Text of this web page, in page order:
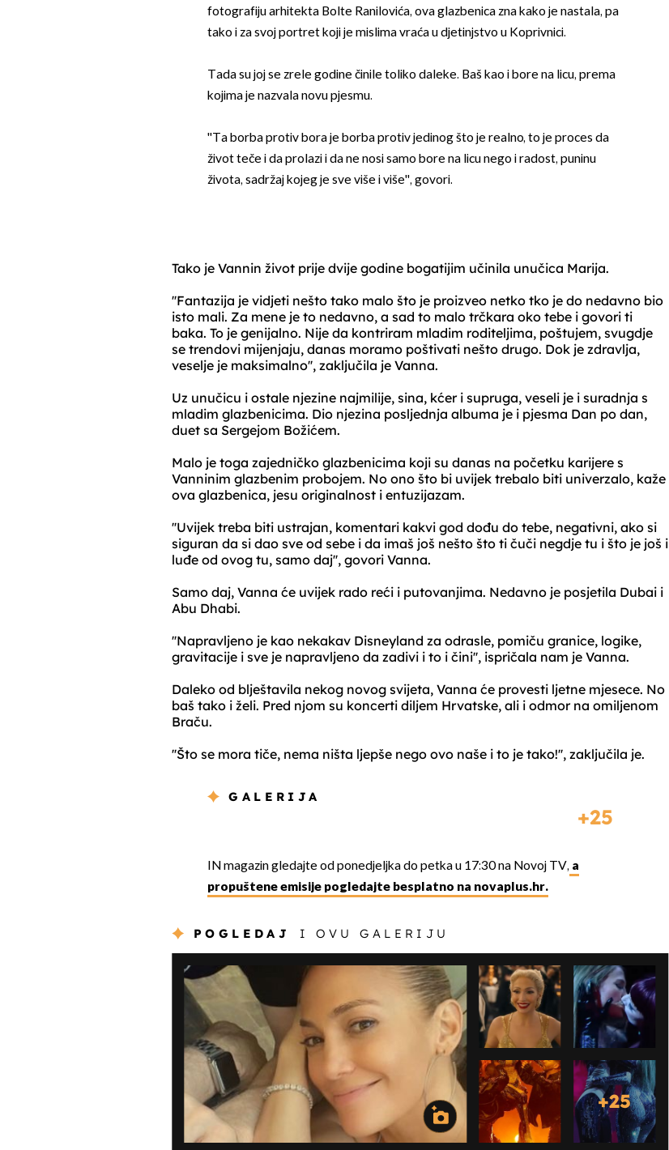
fotografiju arhitekta Bolte Ranilovića, ova glazbenica zna kako je nastala, pa
tako i za svoj portret koji je mislima vraća u djetinjstvo u Koprivnici.
Tada su joj se zrele godine činile toliko daleke. Baš kao i bore na licu, prema
kojima je nazvala novu pjesmu.
''Ta borba protiv bora je borba protiv jedinog što je realno, to je proces da
život teče i da prolazi i da ne nosi samo bore na licu nego i radost, puninu
života, sadržaj kojeg je sve više i više'', govori.
Tako je Vannin život prije dvije godine bogatijim učinila unučica Marija.
''Fantazija je vidjeti nešto tako malo što je proizveo netko tko je do nedavno bio
isto mali. Za mene je to nedavno, a sad to malo trčkara oko tebe i govori ti
baka. To je genijalno. Nije da kontriram mladim roditeljima, poštujem, svugdje
se trendovi mijenjaju, danas moramo poštivati nešto drugo. Dok je zdravlja,
veselje je maksimalno'', zaključila je Vanna.
Uz unučicu i ostale njezine najmilije, sina, kćer i supruga, veseli je i suradnja s
mladim glazbenicima. Dio njezina posljednja albuma je i pjesma Dan po dan,
duet sa Sergejom Božićem.
Malo je toga zajedničko glazbenicima koji su danas na početku karijere s
Vanninim glazbenim probojem. No ono što bi uvijek trebalo biti univerzalo, kaže
ova glazbenica, jesu originalnost i entuzijazam.
''Uvijek treba biti ustrajan, komentari kakvi god dođu do tebe, negativni, ako si
siguran da si dao sve od sebe i da imaš još nešto što ti čuči negdje tu i što je još i
luđe od ovog tu, samo daj'', govori Vanna.
Samo daj, Vanna će uvijek rado reći i putovanjima. Nedavno je posjetila Dubai i
Abu Dhabi.
''Napravljeno je kao nekakav Disneyland za odrasle, pomiču granice, logike,
gravitacije i sve je napravljeno da zadivi i to i čini'', ispričala nam je Vanna.
Daleko od blještavila nekog novog svijeta, Vanna će provesti ljetne mjesece. No
baš tako i želi. Pred njom su koncerti diljem Hrvatske, ali i odmor na omiljenom
Braču.
''Što se mora tiče, nema ništa ljepše nego ovo naše i to je tako!'', zaključila je.
GALERIJA
25
IN magazin gledajte od ponedjeljka do petka u 17:30 na Novoj TV, a
propuštene emisije pogledajte besplatno na novaplus.hr.
POGLEDAJ I OVU GALERIJU
+25